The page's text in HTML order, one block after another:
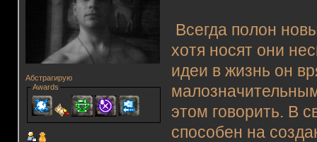
Абстрагирую
Awards
Всегда полон
хотя носят они
идеи в жизнь он
этом говорить. В
способен на